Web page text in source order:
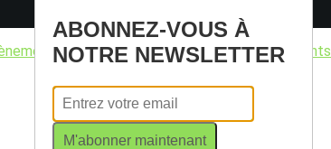
Informations marchéNouveaux adhérents
ABONNEZ-VOUS À
NOTRE NEWSLETTER
M'abonner maintenant